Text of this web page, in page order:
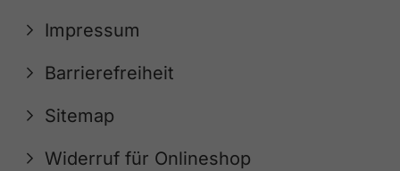
Impressum
Barrierefreiheit
Sitemap
Widerruf für Onlineshop